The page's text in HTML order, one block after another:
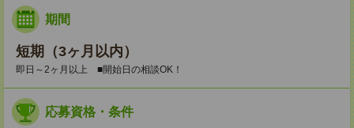
期間
短期（3ヶ月以内）
即日～2ヶ月以上 ■開始日の相談OK！
応募資格・条件